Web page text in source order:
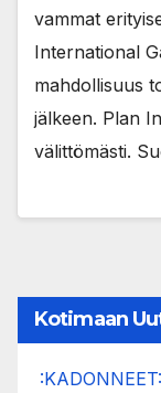
vammat
International
mahdollisuus
jälkeen. Plan
välittömästi.
Kotimaan